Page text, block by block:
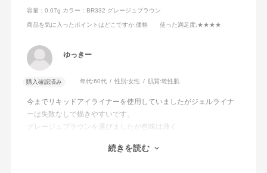
容量：0.07g カラー：BR332 グレージュブラウン
商品を気に入ったポイントはどこですか:価格 使った満足度:★★★★
ゆっきー
購入確認済み 年代:60代 性別:女性 肌質:乾性肌
今までリキッドアイライナーを使用していましたがジェルライナ
ーは失敗なしで描きやすいです。
グレージュブラウンを選びましたが色味は薄く
もっと目もとが際立つような気がするので
続きを読む